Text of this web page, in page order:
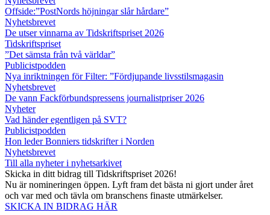
Offside:”PostNords höjningar slår hårdare”
Nyhetsbrevet
De utser vinnarna av Tidskriftspriset 2026
Tidskriftspriset
”Det sämsta från två världar”
Publicistpodden
Nya inriktningen för Filter: ”Fördjupande livsstilsmagasin
Nyhetsbrevet
De vann Fackförbundspressens journalistpriser 2026
Nyheter
Vad händer egentligen på SVT?
Publicistpodden
Hon leder Bonniers tidskrifter i Norden
Nyhetsbrevet
Till alla nyheter i nyhetsarkivet
Skicka in ditt bidrag till Tidskriftspriset 2026!
Nu är nomineringen öppen. Lyft fram det bästa ni gjort under året
och var med och tävla om branschens finaste utmärkelser.
SKICKA IN BIDRAG HÄR